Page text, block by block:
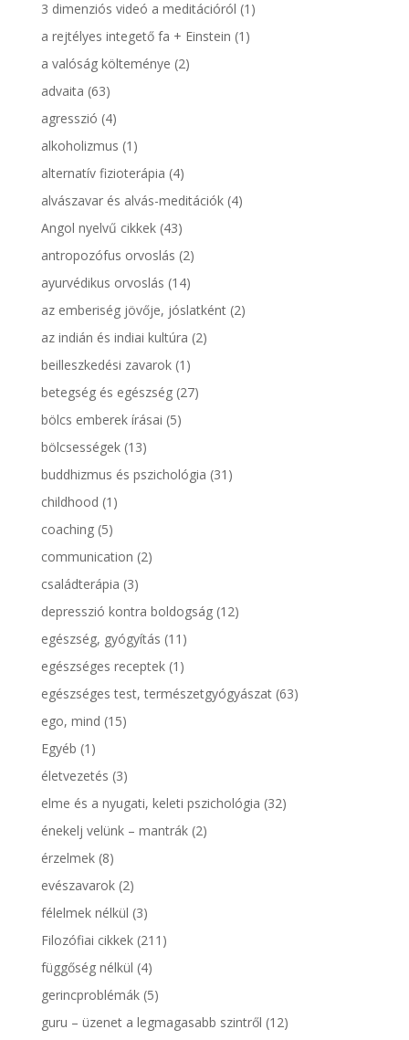
3 dimenziós videó a meditációról (1)
a rejtélyes integető fa + Einstein (1)
a valóság költeménye (2)
advaita (63)
agresszió (4)
alkoholizmus (1)
alternatív fizioterápia (4)
alvászavar és alvás-meditációk(4)
Angol nyelvű cikkek(43)
antropozófus orvoslás (2)
ayurvédikus orvoslás (14)
az emberiség jövője, jóslatként(2)
az indián és indiai kultúra (2)
beilleszkedési zavarok(1)
betegség és egészség(27)
bölcs emberek írásai (5)
bölcsességek(13)
buddhizmus és pszichológia (31)
childhood (1)
coaching(5)
communication (2)
családterápia (3)
depresszió kontra boldogság(12)
egészség, gyógyítás (11)
egészséges receptek(1)
egészséges test, természetgyógyászat(63)
ego, mind (15)
Egyéb (1)
életvezetés (3)
elme és a nyugati, keleti pszichológia (32)
énekelj velünk – mantrák(2)
érzelmek(8)
evészavarok(2)
félelmek nélkül (3)
Filozófiai cikkek(211)
függőség nélkül (4)
gerincproblémák(5)
guru – üzenet a legmagasabb szintről (12)